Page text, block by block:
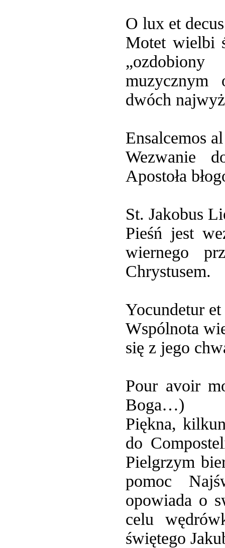
O lux et
Motet wielbi
„ozdobiony
muzycznym
dwóch
Ensalcemos
Wezwanie
Apostoła
St. Jakobus
Pieśń jest
wiernego
Chrystusem.
Yocundetur
Wspólnota
się z jego
Pour avoir
Boga…)
Piękna,
do
Pielgrzym
pomoc
opowiada o
celu
świętego